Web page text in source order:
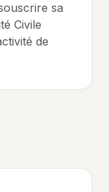
sa
Civile
de